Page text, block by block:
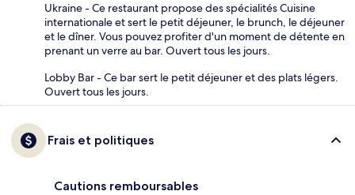
Ukraine - Ce restaurant propose des spécialités Cuisine
internationale et sert le petit déjeuner, le brunch, le déjeuner
et le dîner. Vous pouvez profiter d'un moment de détente en
prenant un verre au bar. Ouvert tous les jours.
Lobby Bar - Ce bar sert le petit déjeuner et des plats légers.
Ouvert tous les jours.
Frais et politiques
Cautions remboursables